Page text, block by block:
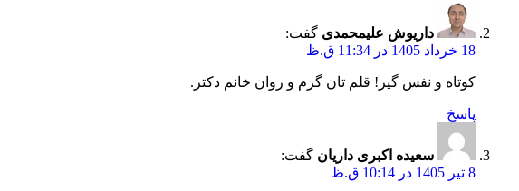
داریوش علیمحمدی گفت:
18 خرداد 1405 در 11:34 ق.ظ
کوتاه و نفس گیر! قلم تان گرم و روان خانم دکتر.
پاسخ
سعیده اکبری داریان گفت:
8 تیر 1405 در 10:14 ق.ظ